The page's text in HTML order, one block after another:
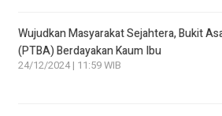
Wujudkan Masyarakat Sejahtera, Bukit
(PTBA) Berdayakan Kaum Ibu
24/12/2024 | 11:59 WIB